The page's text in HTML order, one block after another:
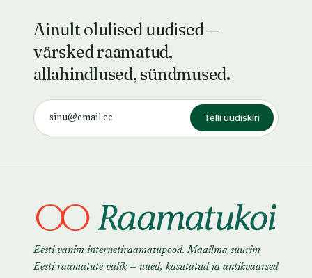
Ainult olulised uudised —
värsked raamatud,
allahindlused, sündmused.
Telli uudiskiri
Eesti vanim internetiraamatupood. Maailma suurim
Eesti raamatute valik — uued, kasutatud ja antikvaarsed